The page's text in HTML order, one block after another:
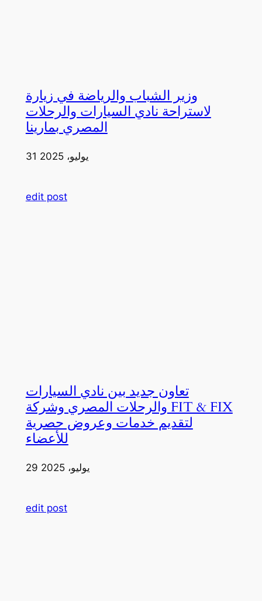
وزير الشباب والرياضة في زيارة
لاستراحة نادي السيارات والرحلات
المصري بمارينا
31 يوليو، 2025
edit post
تعاون جديد بين نادي السيارات
والرحلات المصري وشركة FIT & FIX
لتقديم خدمات وعروض حصرية
للأعضاء
29 يوليو، 2025
edit post